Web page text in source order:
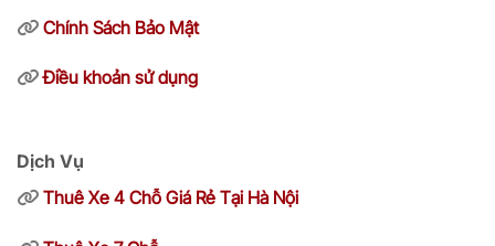
Chính Sách Bảo Mật
Điều khoản sử dụng
Dịch Vụ
Thuê Xe 4 Chỗ Giá Rẻ Tại Hà Nội